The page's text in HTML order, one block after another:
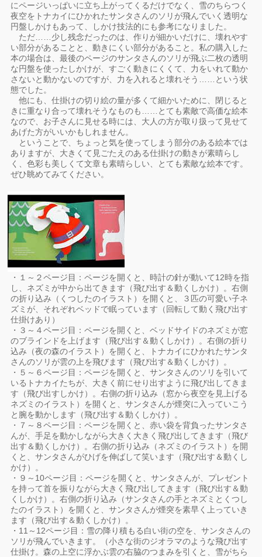
にページいっぱいに立ち上がってくるだけでなく、雪のちらつく
夜空をトナカイにひかれたサンタさんのソリが飛んでいく透明な
円盤しかけもあって、しかけ技法的にも参考になりました。
ただ……少し残念だったのは、作りが細かいだけに、壊れやす
い部分があることと、動きにくい部分があること。私の購入した
本の場合は、最後のページのサンタさんのソリが飛ぶ二枚の透明
な円盤を使ったしかけが、すごく動きにくくて、力をいれて動か
さないと動かないのですが、力を入れると壊れそう……という状
態でした。
他にも、仕掛けの切り絵の量が多くて細かいために、閉じると
きに重なり合って壊れそうなものも……とても素敵で高価な絵本
なので、お子さんに見せる時には、大人の方が取り扱って見せて
あげた方がいいかもしれません。
ということで、ちょっと気を使ってしまう部分のある絵本では
ありますが、大きくて見ごたえのある仕掛けの動きが素晴らし
く、色彩も美しくて文章も素晴らしい、とても素敵な絵本です。
ぜひ眺めてみてください。
・１～２ページ目：ページを開くと、時計の針が動いて12時を指
し、ネズミが中から出てきます（飛び出す＆動くしかけ）。右側
の折り込み（くつしたのイラスト）を開くと、３匹の可愛い子ネ
ズミが、それぞれベッドで眠っています（回転して動く飛び出す
仕掛けあり）
・３～４ページ目：ページを開くと、ベッドサイドのネズミが窓
のブラインドを上げます（飛び出す＆動くしかけ）。右側の折り
込み（夜の森のイラスト）を開くと、トナカイにひかれたサンタ
さんのソリが雲の上を飛びます（飛び出す＆動くしかけ）。
・５～６ページ目：ページを開くと、サンタさんのソリを引いて
いるトナカイたちが、大きく前にせり出すように飛び出してきま
す（飛び出すしかけ）。右側の折り込み（窓から夜空を見上げる
ネズミのイラスト）を開くと、サンタさんが煙突に入っていこう
と腕を動かします（飛び出す＆動くしかけ）。
・７～８ページ目：ページを開くと、赤い袋を背負ったサンタさ
んが、手足を動かしながら大きく大きく飛び出してきます（飛び
出す＆動くしかけ）。右側の折り込み（ネズミのイラスト）を開
くと、サンタさんがひげを伸ばして笑います（飛び出す＆動くし
かけ）。
・９～10ページ目：ページを開くと、サンタさんが、プレゼント
を持って首を振りながら大きく飛び出してきます（飛び出す＆動
くしかけ）。右側の折り込み（サンタさんの手とネズミとくつし
たのイラスト）を開くと、サンタさんが煙突を素早く上っていき
ます（飛び出す＆動くしかけ）。
・11～12ページ目：雪の降り積もる白い街の空を、サンタさんの
ソリが飛んでいきます。（小さな街のジオラマのような飛び出す
仕掛け。森の上空に浮かぶ雲の右脇のつまみを引くと、雪がちら